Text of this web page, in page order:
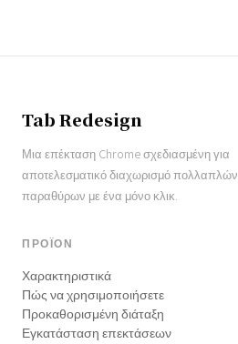
Tab Redesign
Μια επέκταση Chrome σχεδιασμένη για
αποτελεσματικό διαχωρισμό πολλαπλών
παραθύρων με ένα μόνο κλικ.
ΠΡΟΪΌΝ
Χαρακτηριστικά
Πώς να χρησιμοποιήσετε
Προκαθορισμένη διάταξη
Εγκατάσταση επεκτάσεων